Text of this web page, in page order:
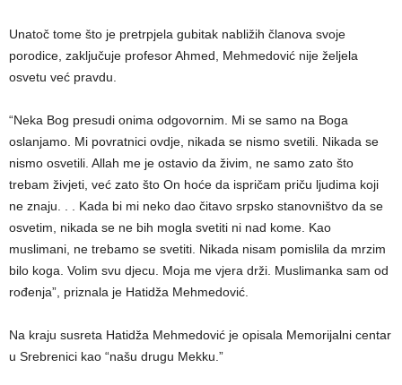
Unatoč tome što je pretrpjela gubitak nabližih članova svoje
porodice, zaključuje profesor Ahmed, Mehmedović nije željela
osvetu već pravdu.
“Neka Bog presudi onima odgovornim. Mi se samo na Boga
oslanjamo. Mi povratnici ovdje, nikada se nismo svetili. Nikada se
nismo osvetili. Allah me je ostavio da živim, ne samo zato što
trebam živjeti, već zato što On hoće da ispričam priču ljudima koji
ne znaju. . . Kada bi mi neko dao čitavo srpsko stanovništvo da se
osvetim, nikada se ne bih mogla svetiti ni nad kome. Kao
muslimani, ne trebamo se svetiti. Nikada nisam pomislila da mrzim
bilo koga. Volim svu djecu. Moja me vjera drži. Muslimanka sam od
rođenja”, priznala je Hatidža Mehmedović.
Na kraju susreta Hatidža Mehmedović je opisala Memorijalni centar
u Srebrenici kao “našu drugu Mekku.”